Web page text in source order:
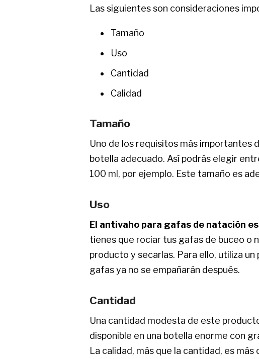
Las siguientes son consideraciones
Tamaño
Uso
Cantidad
Calidad
Tamaño
Uno de los requisitos más importantes
botella adecuado. Así podrás elegir
100 ml, por ejemplo. Este tamaño es
Uso
El antivaho para gafas de natación
tienes que rociar tus gafas de buceo o
producto y secarlas. Para ello, utiliza un
gafas ya no se empañarán después.
Cantidad
Una cantidad modesta de este
disponible en una botella enorme con
La calidad, más que la cantidad, es